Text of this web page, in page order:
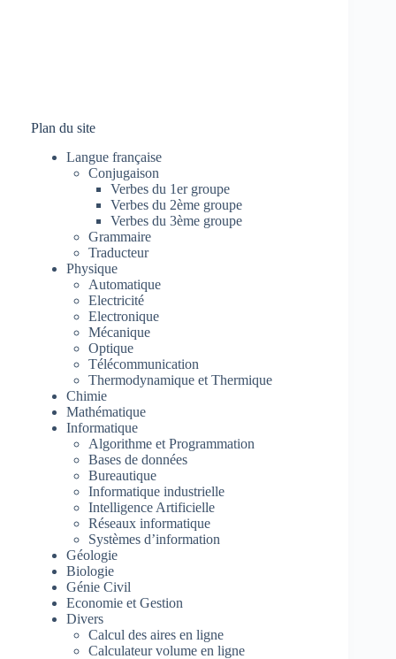
Plan du site
Langue française
Conjugaison
Verbes du 1er groupe
Verbes du 2ème groupe
Verbes du 3ème groupe
Grammaire
Traducteur
Physique
Automatique
Electricité
Electronique
Mécanique
Optique
Télécommunication
Thermodynamique et Thermique
Chimie
Mathématique
Informatique
Algorithme et Programmation
Bases de données
Bureautique
Informatique industrielle
Intelligence Artificielle
Réseaux informatique
Systèmes d’information
Géologie
Biologie
Génie Civil
Economie et Gestion
Divers
Calcul des aires en ligne
Calculateur volume en ligne